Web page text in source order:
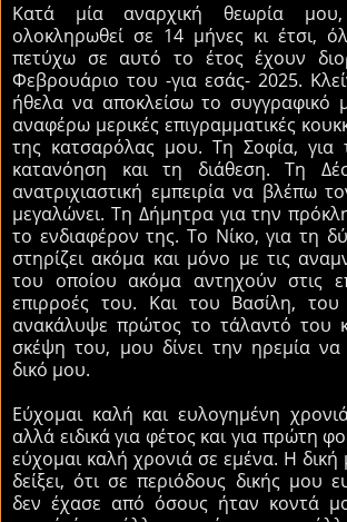
Κατά μία αναρχική θεωρία
ολοκληρωθεί σε 14 μήνες κι έτσι,
πετύχω σε αυτό το έτος έχουν
Φεβρουάριο του -για εσάς- 2025.
ήθελα να αποκλείσω το συγγραφικό
αναφέρω μερικές επιγραμματικές
της κατσαρόλας μου. Τη Σοφία, για
κατανόηση και τη διάθεση. Τη
ανατριχιαστική εμπειρία να βλέπω
μεγαλώνει. Τη Δήμητρα για την
το ενδιαφέρον της. Το Νίκο, για τη
στηρίζει ακόμα και μόνο με τις
του οποίου ακόμα αντηχούν στις
επιρροές του. Και του Βασίλη,
ανακάλυψε πρώτος το τάλαντό του
σκέψη του, μου δίνει την ηρεμία
δικό μου.
Εύχομαι καλή και ευλογημένη
αλλά ειδικά για φέτος και για πρώτη
εύχομαι καλή χρονιά σε εμένα. Η δική
δείξει, ότι σε περιόδους δικής μου
δεν έχασε από όσους ήταν κοντά